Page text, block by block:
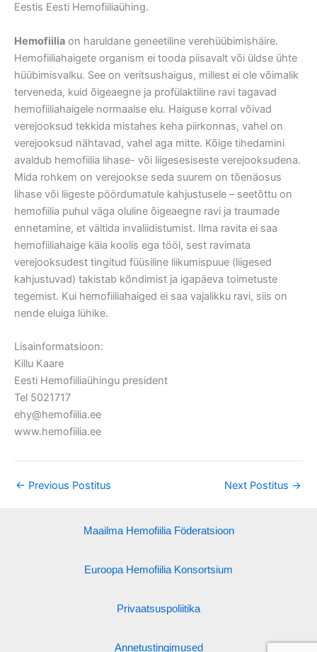
Eestis Eesti Hemofiiliaühing.
Hemofiilia on haruldane geneetiline verehüübimishäire.
Hemofiiliahaigete organism ei tooda piisavalt või üldse ühte
hüübimisvalku. See on veritsushaigus, millest ei ole võimalik
terveneda, kuid õigeaegne ja profülaktiline ravi tagavad
hemofiiliahaigele normaalse elu. Haiguse korral võivad
verejooksud tekkida mistahes keha piirkonnas, vahel on
verejooksud nähtavad, vahel aga mitte. Kõige tihedamini
avaldub hemofiilia lihase- või liigesesiseste verejooksudena.
Mida rohkem on verejookse seda suurem on tõenäosus
lihase või liigeste pöördumatule kahjustusele – seetõttu on
hemofiilia puhul väga oluline õigeaegne ravi ja traumade
ennetamine, et vältida invaliidistumist. Ilma ravita ei saa
hemofiiliahaige käia koolis ega tööl, sest ravimata
verejooksudest tingitud füüsiline liikumispuue (liigesed
kahjustuvad) takistab kõndimist ja igapäeva toimetuste
tegemist. Kui hemofiiliahaiged ei saa vajalikku ravi, siis on
nende eluiga lühike.
Lisainformatsioon:
Killu Kaare
Eesti Hemofiiliaühingu president
Tel 5021717
ehy@hemofiilia.ee
www.hemofiilia.ee
← Previous Postitus Next Postitus →
Maailma Hemofiilia Föderatsioon
Euroopa Hemofiilia Konsortsium
Privaatsuspoliitika
Annetustingimused